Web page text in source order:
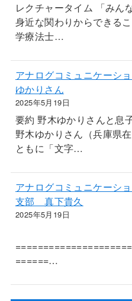
レクチャータイム 「みん
身近な関わりからできる
学療法士…
アナログコミュニケー
ゆかりさん
2025年5月19日
要約 野木ゆかりさんと息
野木ゆかりさん（兵庫県
ともに「文字…
アナログコミュニケー
支部 真下貴久
2025年5月19日
======…